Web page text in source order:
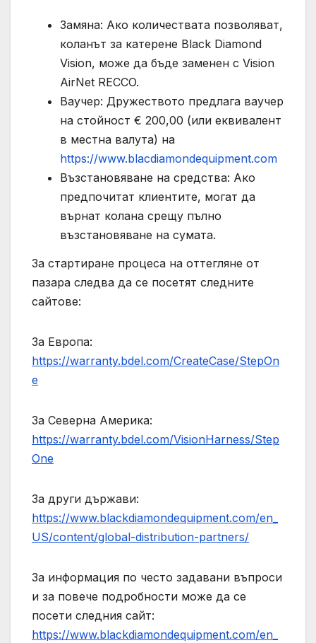
Замяна: Ако количествата позволяват,
коланът за катерене Black Diamond
Vision, може да бъде заменен с Vision
AirNet RECCO.
Ваучер: Дружеството предлага ваучер
на стойност € 200,00 (или еквивалент
в местна валута) на
https://www.blacdiamondequipment.com
Възстановяване на средства: Ако
предпочитат клиентите, могат да
върнат колана срещу пълно
възстановяване на сумата.
За стартиране процеса на оттегляне от
пазара следва да се посетят следните
сайтове:
За Европа:
https://warranty.bdel.com/CreateCase/StepOn
e
За Северна Америка:
https://warranty.bdel.com/VisionHarness/Step
One
За други държави:
https://www.blackdiamondequipment.com/en_
US/content/global-distribution-partners/
За информация по често задавани въпроси
и за повече подробности може да се
посети следния сайт:
https://www.blackdiamondequipment.com/en_